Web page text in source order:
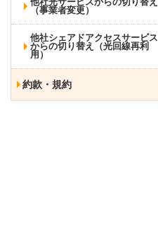
（事業者変更）
他社シェアドアクセスサービス
からの切り替え（光回線再利
用）
約款・規約